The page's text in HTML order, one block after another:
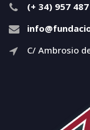
(+ 34) 957
C/ Ambrosio